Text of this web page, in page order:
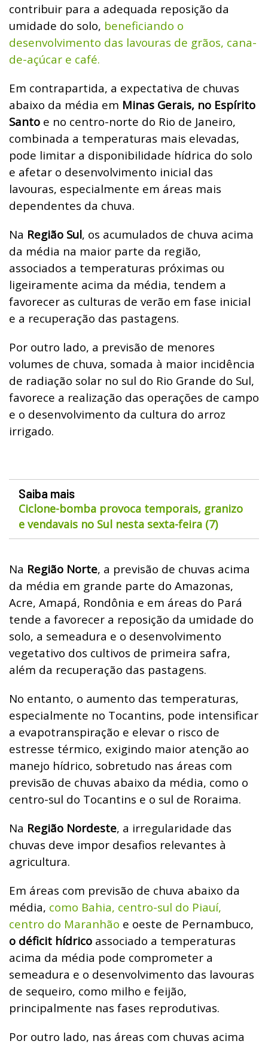
contribuir para a adequada reposição da
umidade do solo, beneficiando o
desenvolvimento das lavouras de grãos, cana-
de-açúcar e café.
Em contrapartida, a expectativa de chuvas
abaixo da média em Minas Gerais, no Espírito
Santo e no centro-norte do Rio de Janeiro,
combinada a temperaturas mais elevadas,
pode limitar a disponibilidade hídrica do solo
e afetar o desenvolvimento inicial das
lavouras, especialmente em áreas mais
dependentes da chuva.
Na Região Sul, os acumulados de chuva acima
da média na maior parte da região,
associados a temperaturas próximas ou
ligeiramente acima da média, tendem a
favorecer as culturas de verão em fase inicial
e a recuperação das pastagens.
Por outro lado, a previsão de menores
volumes de chuva, somada à maior incidência
de radiação solar no sul do Rio Grande do Sul,
favorece a realização das operações de campo
e o desenvolvimento da cultura do arroz
irrigado.
Saiba mais
Ciclone-bomba provoca temporais, granizo
e vendavais no Sul nesta sexta-feira (7)
Na Região Norte, a previsão de chuvas acima
da média em grande parte do Amazonas,
Acre, Amapá, Rondônia e em áreas do Pará
tende a favorecer a reposição da umidade do
solo, a semeadura e o desenvolvimento
vegetativo dos cultivos de primeira safra,
além da recuperação das pastagens.
No entanto, o aumento das temperaturas,
especialmente no Tocantins, pode intensificar
a evapotranspiração e elevar o risco de
estresse térmico, exigindo maior atenção ao
manejo hídrico, sobretudo nas áreas com
previsão de chuvas abaixo da média, como o
centro-sul do Tocantins e o sul de Roraima.
Na Região Nordeste, a irregularidade das
chuvas deve impor desafios relevantes à
agricultura.
Em áreas com previsão de chuva abaixo da
média, como Bahia, centro-sul do Piauí,
centro do Maranhão e oeste de Pernambuco,
o déficit hídrico associado a temperaturas
acima da média pode comprometer a
semeadura e o desenvolvimento das lavouras
de sequeiro, como milho e feijão,
principalmente nas fases reprodutivas.
Por outro lado, nas áreas com chuvas acima